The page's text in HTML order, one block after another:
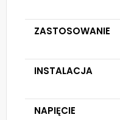
ZASTOSOWANIE
INSTALACJA
NAPIĘCIE